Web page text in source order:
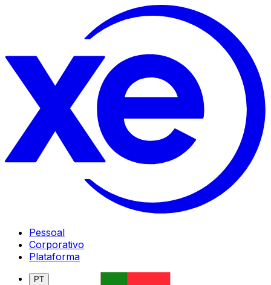
Pessoal
Corporativo
Plataforma
PT